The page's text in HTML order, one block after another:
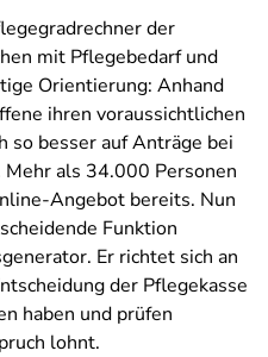
der
mit Pflegebedarf und
Orientierung: Anhand
ihren voraussichtlichen
so besser auf Anträge bei
als 34.000 Personen
Angebot bereits. Nun
Funktion
Er richtet sich an
der Pflegekasse
haben und prüfen
lohnt.